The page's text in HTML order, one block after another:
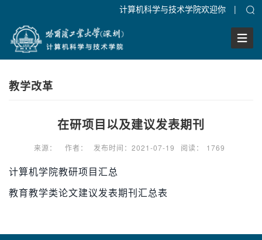
计算机科学与技术学院欢迎你 |
教学改革
在研项目以及建议发表期刊
来源： 作者： 发布时间：2021-07-19 阅读： 1769
计算机学院教研项目汇总
教育教学类论文建议发表期刊汇总表